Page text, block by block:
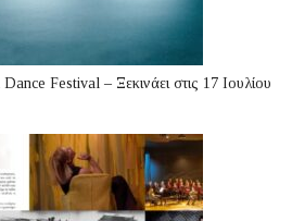
Festival – Ξεκινάει στις 17 Ιουλίου